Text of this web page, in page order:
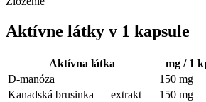
Aktívne látky v 1 kapsule
Aktívna látka
mg / 1
D-manóza
150 mg
Kanadská brusinka — extrakt
150 mg